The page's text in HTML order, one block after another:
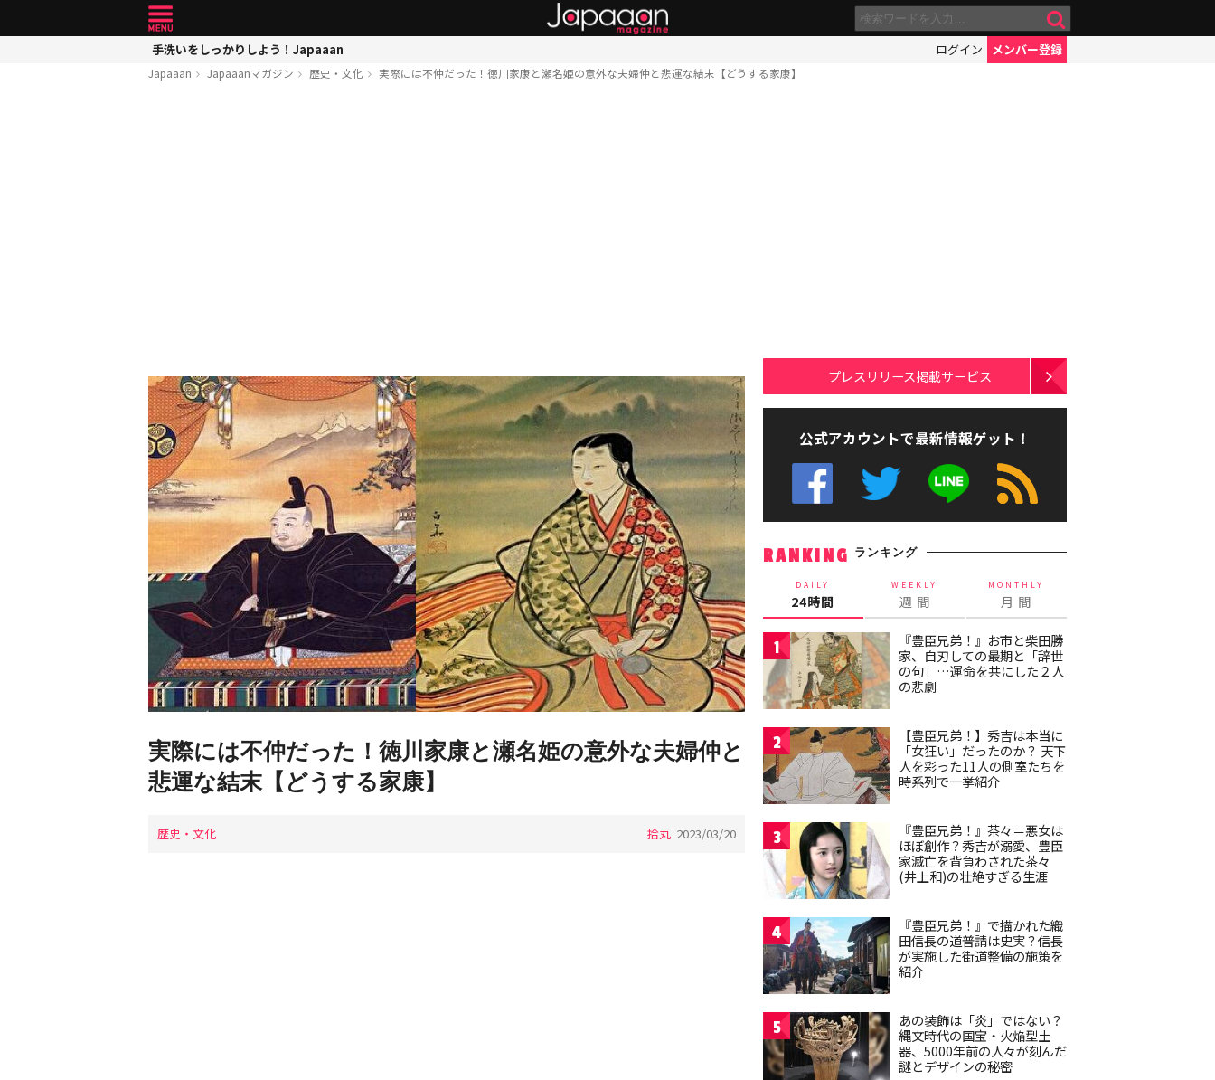
手洗いをしっかりしよう！Japaaan ログイン メンバー登録
Japaaan Japaaanマガジン 歴史・文化 実際には不仲だった！徳川家康と瀬名姫の意外な夫婦仲と悲運な結末【どうする家康】
実際には不仲だった！徳川家康と瀬名姫の意外な夫婦仲と
悲運な結末【どうする家康】
歴史・文化 拾丸 2023/03/20
プレスリリース掲載サービス
公式アカウントで最新情報ゲット！
RANKING ランキング
DAILY
24時間
WEEKLY
週 間
MONTHLY
月 間
1
『豊臣兄弟！』お市と柴田勝
家、自刃しての最期と「辞世
の句」…運命を共にした２人
の悲劇
2
【豊臣兄弟！】秀吉は本当に
「女狂い」だったのか？ 天下
人を彩った11人の側室たちを
時系列で一挙紹介
3
『豊臣兄弟！』茶々＝悪女は
ほぼ創作？秀吉が溺愛、豊臣
家滅亡を背負わされた茶々
(井上和)の壮絶すぎる生涯
4
『豊臣兄弟！』で描かれた織
田信長の道普請は史実？信長
が実施した街道整備の施策を
紹介
5
あの装飾は「炎」ではない？
縄文時代の国宝・火焔型土
器、5000年前の人々が刻んだ
謎とデザインの秘密